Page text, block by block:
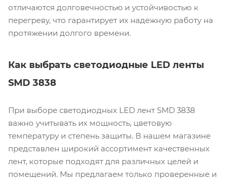
отличаются долговечностью и устойчивостью к
перегреву, что гарантирует их надежную работу на
протяжении долгого времени.
Как выбрать светодиодные LED ленты
SMD 3838
При выборе светодиодных LED лент SMD 3838
важно учитывать их мощность, цветовую
температуру и степень защиты. В нашем магазине
представлен широкий ассортимент качественных
лент, которые подходят для различных целей и
помещений. Мы предлагаем только проверенные и